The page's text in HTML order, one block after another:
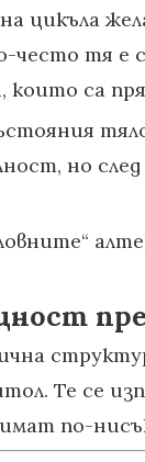
цикъла
често тя е
са
но
Те се
по-